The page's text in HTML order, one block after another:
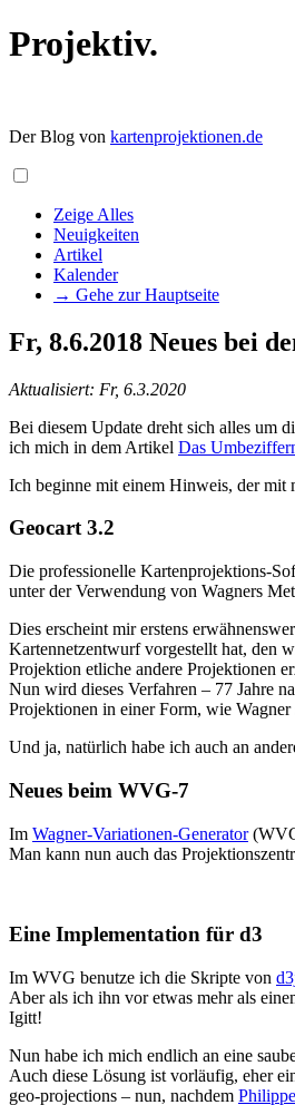
Projektiv.
Der Blog von kartenprojektionen.de
Zeige Alles
Neuigkeiten
Artikel
Kalender
→ Gehe zur Hauptseite
Fr, 8.6.2018 Neues bei
Aktualisiert: Fr, 6.3.2020
Bei diesem Update dreht sich alles um
ich mich in dem Artikel Das
Ich beginne mit einem Hinweis, der
Geocart 3.2
Die professionelle Kartenprojektions-
unter der Verwendung von Wagners
Dies erscheint mir erstens
Kartennetzentwurf vorgestellt hat, den
Projektion etliche andere Projektionen
Nun wird dieses Verfahren – 77 Jahre
Projektionen in einer Form, wie Wagner
Und ja, natürlich habe ich auch an
Neues beim WVG-7
Im Wagner-Variationen-Generator
Man kann nun auch das
Eine Implementation für d3
Im WVG benutze ich die Skripte von
Aber als ich ihn vor etwas mehr als
Igitt!
Nun habe ich mich endlich an eine
Auch diese Lösung ist vorläufig, eher
geo-projections – nun, nachdem